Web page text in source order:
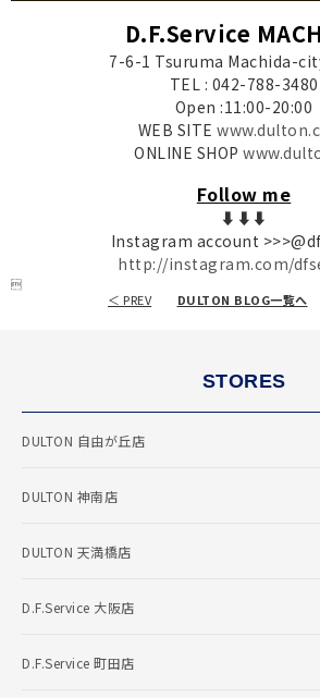
D.F.Service
7-6-1 Tsuruma Machida-
TEL : 042-788-3480
Open :11:00-20:00
WEB SITE
ONLINE SHOP
Follow me
⬇︎⬇︎⬇︎
Instagram account
http://instagram.com/

＜ PREV DULTON BLOG一覧へ
STORES
DULTON 自由が丘店
DULTON 神南店
DULTON 天満橋店
D.F.Service 大阪店
D.F.Service 町田店